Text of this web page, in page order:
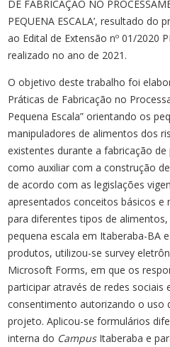
DE FABRICAÇÃO NO
PEQUENA ESCALA’, resultado
ao Edital de Extensão nº 01/2020
realizado no ano de 2021.
O objetivo deste trabalho foi
Práticas de Fabricação no
Pequena Escala” orientando os
manipuladores de alimentos dos
existentes durante a fabricação
como auxiliar com a construção
de acordo com as legislações
apresentados conceitos básicos e
para diferentes tipos de
pequena escala em Itaberaba-BA
produtos, utilizou-se survey
Microsoft Forms, em que os
participar através de redes sociais
consentimento autorizando o uso
projeto. Aplicou-se formulários
interna do CampusItaberaba e